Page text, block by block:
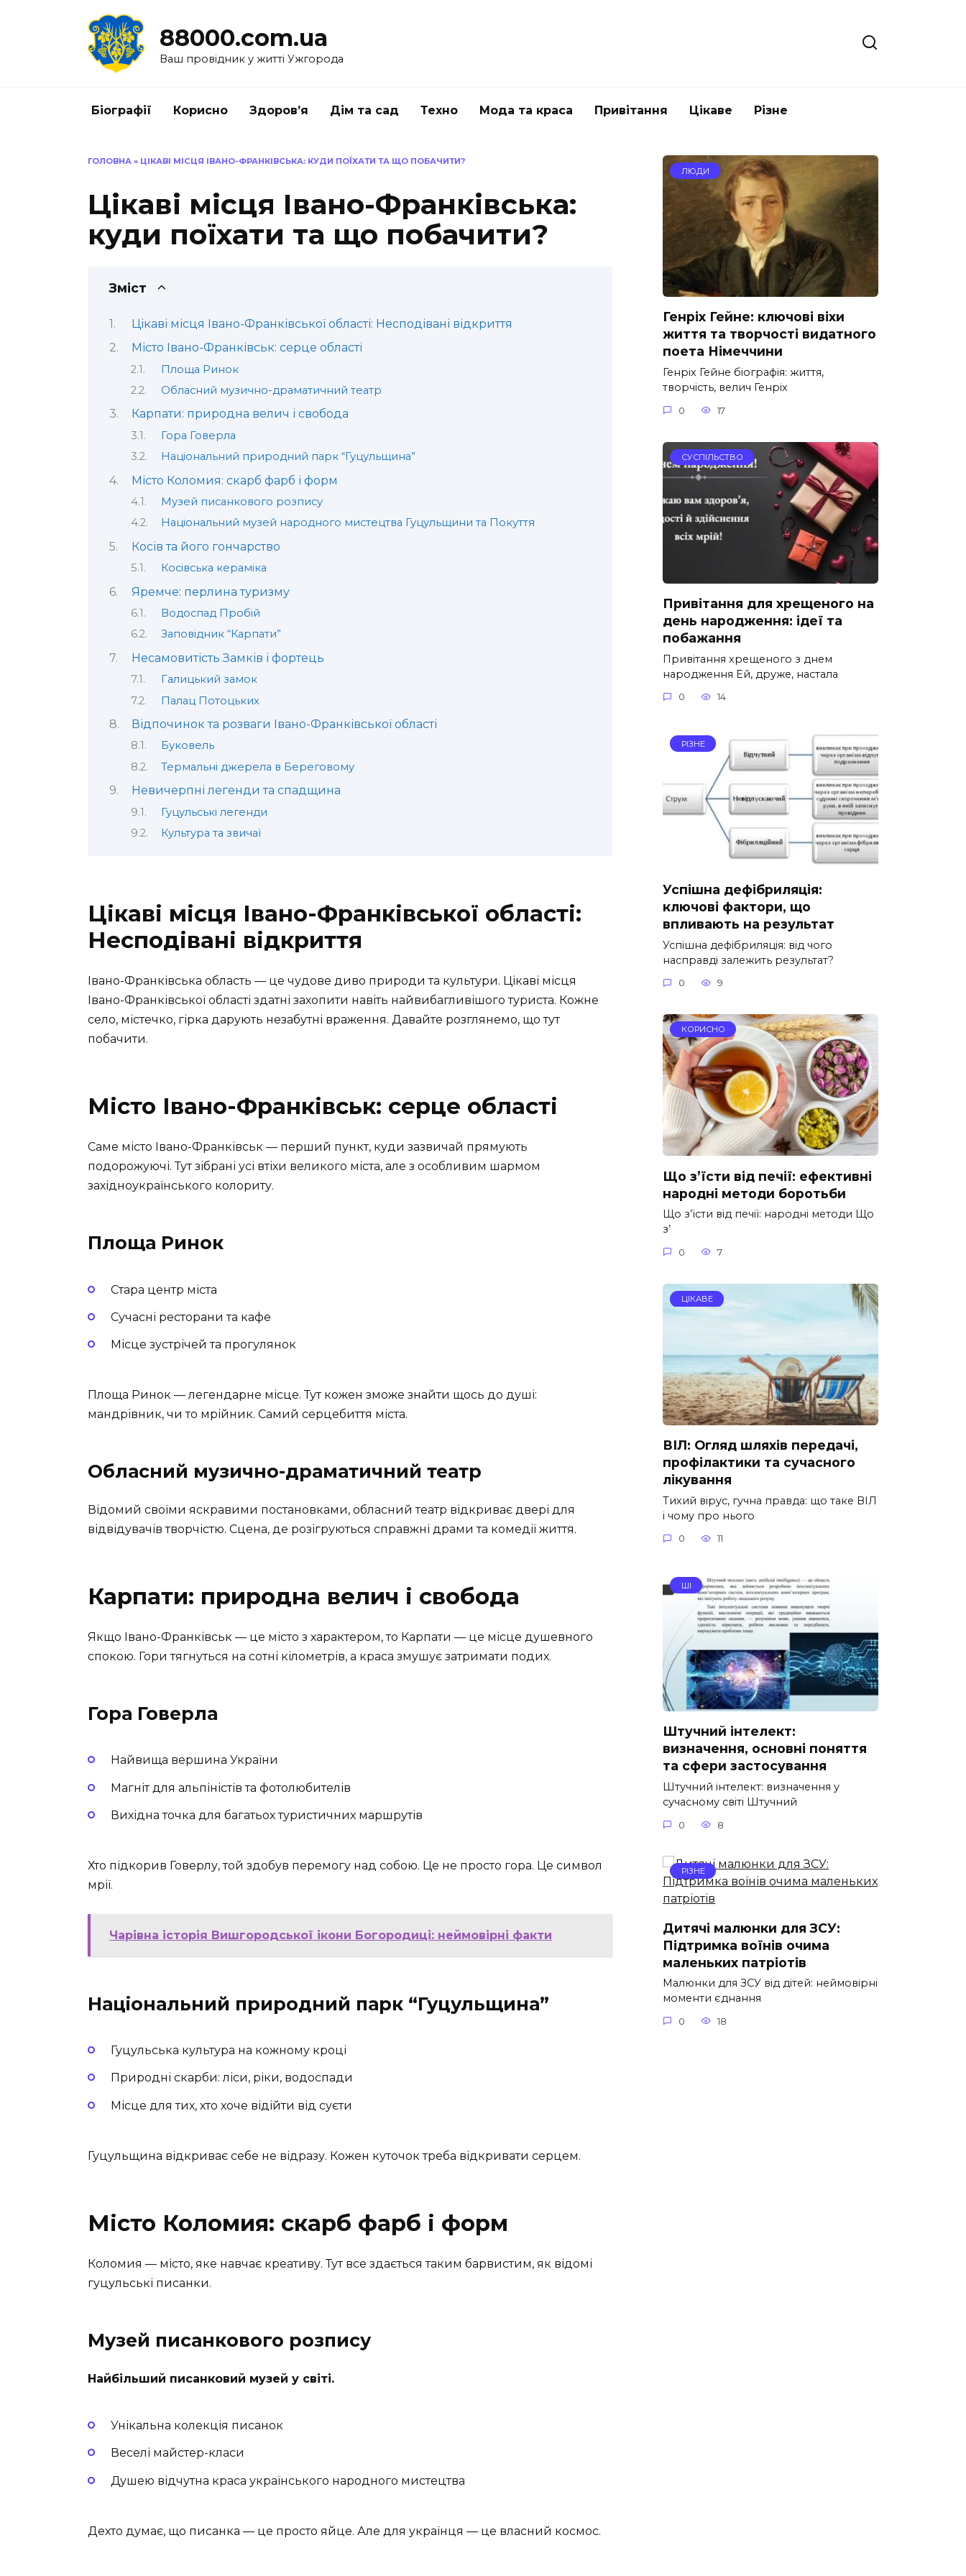
88000.com.ua
Ваш провідник у житті Ужгорода
Біографії Корисно Здоров’я Дім та сад Техно Мода та краса Привітання Цікаве Різне
ГОЛОВНА » ЦІКАВІ МІСЦЯ ІВАНО-ФРАНКІВСЬКА: КУДИ ПОЇХАТИ ТА ЩО ПОБАЧИТИ?
Цікаві місця Івано-Франківська:
куди поїхати та що побачити?
Зміст
Цікаві місця Івано-Франківської області: Несподівані відкриття
Місто Івано-Франківськ: серце області
Площа Ринок
Обласний музично-драматичний театр
Карпати: природна велич і свобода
Гора Говерла
Національний природний парк “Гуцульщина”
Місто Коломия: скарб фарб і форм
Музей писанкового розпису
Національний музей народного мистецтва Гуцульщини та Покуття
Косів та його гончарство
Косівська кераміка
Яремче: перлина туризму
Водоспад Пробій
Заповідник “Карпати”
Несамовитість Замків і фортець
Галицький замок
Палац Потоцьких
Відпочинок та розваги Івано-Франківської області
Буковель
Термальні джерела в Береговому
Невичерпні легенди та спадщина
Гуцульські легенди
Культура та звичаї
Цікаві місця Івано-Франківської області:
Несподівані відкриття
Івано-Франківська область — це чудове диво природи та культури. Цікаві місця
Івано-Франківської області здатні захопити навіть найвибагливішого туриста. Кожне
село, містечко, гірка дарують незабутні враження. Давайте розглянемо, що тут
побачити.
Місто Івано-Франківськ: серце області
Саме місто Івано-Франківськ — перший пункт, куди зазвичай прямують
подорожуючі. Тут зібрані усі втіхи великого міста, але з особливим шармом
західноукраїнського колориту.
Площа Ринок
Стара центр міста
Сучасні ресторани та кафе
Місце зустрічей та прогулянок
Площа Ринок — легендарне місце. Тут кожен зможе знайти щось до душі:
мандрівник, чи то мрійник. Самий серцебиття міста.
Обласний музично-драматичний театр
Відомий своїми яскравими постановками, обласний театр відкриває двері для
відвідувачів творчістю. Сцена, де розігруються справжні драми та комедії життя.
Карпати: природна велич і свобода
Якщо Івано-Франківськ — це місто з характером, то Карпати — це місце душевного
спокою. Гори тягнуться на сотні кілометрів, а краса змушує затримати подих.
Гора Говерла
Найвища вершина України
Магніт для альпіністів та фотолюбителів
Вихідна точка для багатьох туристичних маршрутів
Хто підкорив Говерлу, той здобув перемогу над собою. Це не просто гора. Це символ
мрії.
Чарівна історія Вишгородської ікони Богородиці: неймовірні факти
Національний природний парк “Гуцульщина”
Гуцульська культура на кожному кроці
Природні скарби: ліси, ріки, водоспади
Місце для тих, хто хоче відійти від суєти
Гуцульщина відкриває себе не відразу. Кожен куточок треба відкривати серцем.
Місто Коломия: скарб фарб і форм
Коломия — місто, яке навчає креативу. Тут все здається таким барвистим, як відомі
гуцульські писанки.
Музей писанкового розпису
Найбільший писанковий музей у світі.
Унікальна колекція писанок
Веселі майстер-класи
Душею відчутна краса українського народного мистецтва
Дехто думає, що писанка — це просто яйце. Але для українця — це власний космос.
ЛЮДИ
Генріх Гейне: ключові віхи
життя та творчості видатного
поета Німеччини
Генріх Гейне біографія: життя,
творчість, велич Генріх
0 17
СУСПІЛЬСТВО
Привітання для хрещеного на
день народження: ідеї та
побажання
Привітання хрещеного з днем
народження Ей, друже, настала
0 14
РІЗНЕ
Успішна дефібриляція:
ключові фактори, що
впливають на результат
Успішна дефібриляція: від чого
насправді залежить результат?
0 9
КОРИСНО
Що з’їсти від печії: ефективні
народні методи боротьби
Що з’їсти від печії: народні методи Що
з’
0 7
ЦІКАВЕ
ВІЛ: Огляд шляхів передачі,
профілактики та сучасного
лікування
Тихий вірус, гучна правда: що таке ВІЛ
і чому про нього
0 11
ШІ
Штучний інтелект:
визначення, основні поняття
та сфери застосування
Штучний інтелект: визначення у
сучасному світі Штучний
0 8
РІЗНЕ
Дитячі малюнки для ЗСУ:
Підтримка воїнів очима
маленьких патріотів
Малюнки для ЗСУ від дітей: неймовірні
моменти єднання
0 18